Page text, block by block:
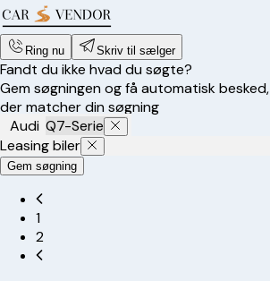
Ring nu Skriv til sælger
Fandt du ikke hvad du søgte?
Gem søgningen og få automatisk
der matcher din søgning
Audi Q7-Serie
Leasing biler
Gem søgning
1
2